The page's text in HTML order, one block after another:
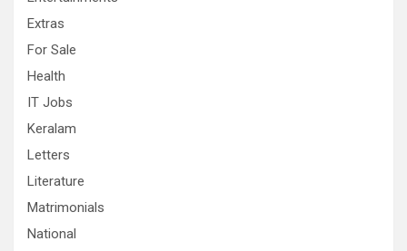
Extras
For Sale
Health
IT Jobs
Keralam
Letters
Literature
Matrimonials
National